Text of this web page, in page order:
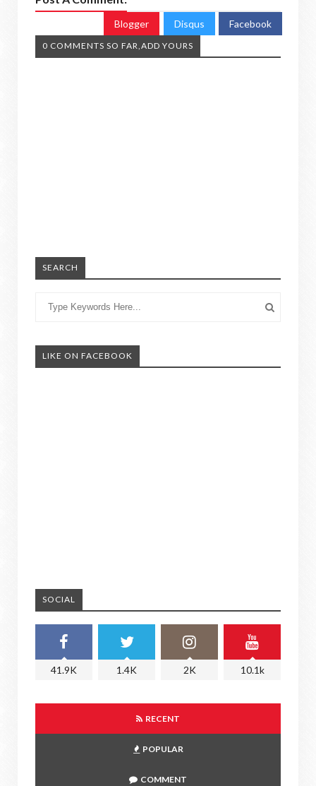
Blogger Disqus Facebook
0 COMMENTS SO FAR,ADD YOURS
SEARCH
LIKE ON FACEBOOK
SOCIAL
41.9K 1.4K 2K 10.1k
RECENT
POPULAR
COMMENT